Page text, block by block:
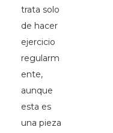
trata solo
de hacer
ejercicio
regularm
ente,
aunque
esta es
una pieza